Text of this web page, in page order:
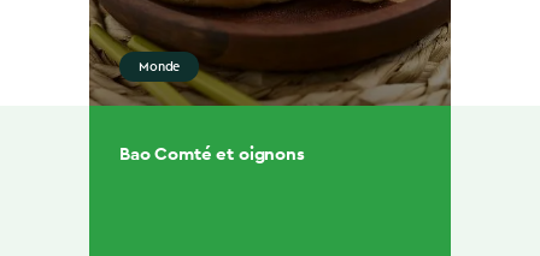
Monde
Bao Comté et oignons